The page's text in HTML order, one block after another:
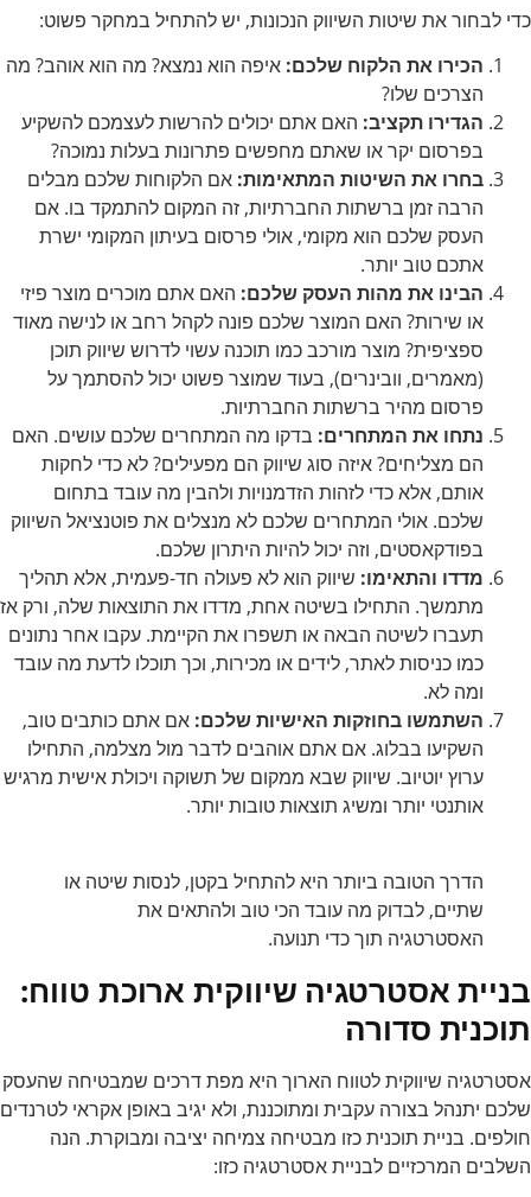
כדי לבחור את שיטות השיווק הנכונות, יש להתחיל במחקר פשוט:
הכירו את הלקוח שלכם: איפה הוא נמצא? מה הוא אוהב? מה
הצרכים שלו?
הגדירו תקציב: האם אתם יכולים להרשות לעצמכם להשקיע
בפרסום יקר או שאתם מחפשים פתרונות בעלות נמוכה?
בחרו את השיטות המתאימות: אם הלקוחות שלכם מבלים
הרבה זמן ברשתות החברתיות, זה המקום להתמקד בו. אם
העסק שלכם הוא מקומי, אולי פרסום בעיתון המקומי ישרת
אתכם טוב יותר.
הבינו את מהות העסק שלכם: האם אתם מוכרים מוצר פיזי
או שירות? האם המוצר שלכם פונה לקהל רחב או לנישה מאוד
ספציפית? מוצר מורכב כמו תוכנה עשוי לדרוש שיווק תוכן
(מאמרים, וובינרים), בעוד שמוצר פשוט יכול להסתמך על
פרסום מהיר ברשתות החברתיות.
נתחו את המתחרים: בדקו מה המתחרים שלכם עושים. האם
הם מצליחים? איזה סוג שיווק הם מפעילים? לא כדי לחקות
אותם, אלא כדי לזהות הזדמנויות ולהבין מה עובד בתחום
שלכם. אולי המתחרים שלכם לא מנצלים את פוטנציאל השיווק
בפודקאסטים, וזה יכול להיות היתרון שלכם.
מדדו והתאימו: שיווק הוא לא פעולה חד-פעמית, אלא תהליך
מתמשך. התחילו בשיטה אחת, מדדו את התוצאות שלה, ורק אז
תעברו לשיטה הבאה או תשפרו את הקיימת. עקבו אחר נתונים
כמו כניסות לאתר, לידים או מכירות, וכך תוכלו לדעת מה עובד
ומה לא.
השתמשו בחוזקות האישיות שלכם: אם אתם כותבים טוב,
השקיעו בבלוג. אם אתם אוהבים לדבר מול מצלמה, התחילו
ערוץ יוטיוב. שיווק שבא ממקום של תשוקה ויכולת אישית מרגיש
אותנטי יותר ומשיג תוצאות טובות יותר.
הדרך הטובה ביותר היא להתחיל בקטן, לנסות שיטה או
שתיים, לבדוק מה עובד הכי טוב ולהתאים את
האסטרטגיה תוך כדי תנועה.
בניית אסטרטגיה שיווקית ארוכת טווח:
תוכנית סדורה
אסטרטגיה שיווקית לטווח הארוך היא מפת דרכים שמבטיחה שהעסק
שלכם יתנהל בצורה עקבית ומתוכננת, ולא יגיב באופן אקראי לטרנדים
חולפים. בניית תוכנית כזו מבטיחה צמיחה יציבה ומבוקרת. הנה
השלבים המרכזיים לבניית אסטרטגיה כזו: